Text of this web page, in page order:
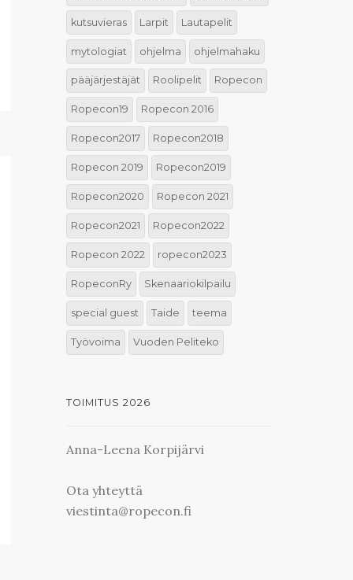
kutsuvieras Larpit Lautapelit
mytologiat ohjelma ohjelmahaku
pääjärjestäjät Roolipelit Ropecon
Ropecon19 Ropecon 2016
Ropecon2017 Ropecon2018
Ropecon 2019 Ropecon2019
Ropecon2020 Ropecon 2021
Ropecon2021 Ropecon2022
Ropecon 2022 ropecon2023
RopeconRy Skenaariokilpailu
special guest Taide teema
Työvoima Vuoden Peliteko
TOIMITUS 2026
Anna-Leena Korpijärvi
Ota yhteyttä
viestinta@ropecon.fi